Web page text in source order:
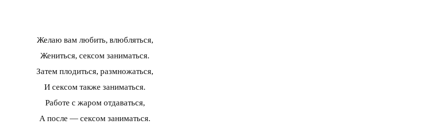
Желаю вам любить, влюбляться,
Жениться, сексом заниматься.
Затем плодиться, размножаться,
И сексом также заниматься.
Работе с жаром отдаваться,
А после — сексом заниматься.